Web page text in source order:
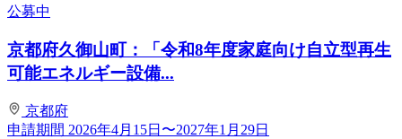
公募中
京都府久御山町：「令和8年度家庭向け自立型再生
可能エネルギー設備...
京都府
申請期間 2026年4月15日〜2027年1月29日